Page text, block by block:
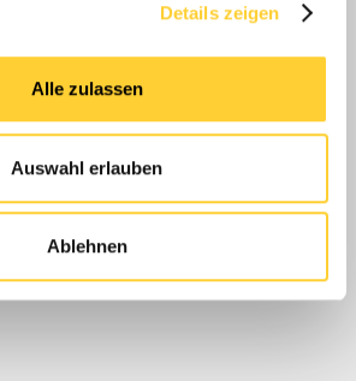
Details zeigen
Alle zulassen
Auswahl erlauben
Ablehnen
KONTAKT
Werben auf
Bauforum24
Kontakt